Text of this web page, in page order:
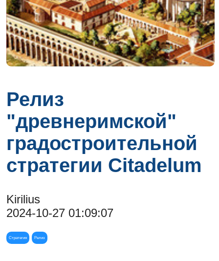
Релиз
"древнеримской"
градостроительной
стратегии Citadelum
Kirilius
2024-10-27 01:09:07
Стратегия Релиз